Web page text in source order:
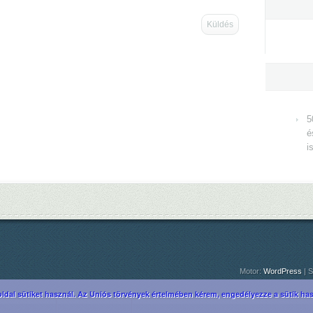
Motor: WordPress |
sütiket használ. Az Uniós törvények értelmében kérem, engedélyezze a sütik